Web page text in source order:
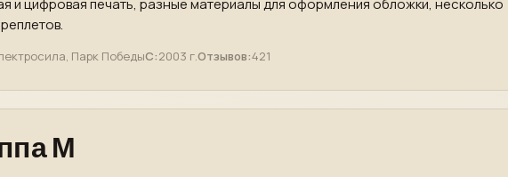
и цифровая печать, разные материалы для оформления обложки, несколько
Парк ПобедыС:2003 г.Отзывов:421
М